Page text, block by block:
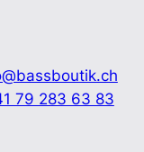
79 283 63 83